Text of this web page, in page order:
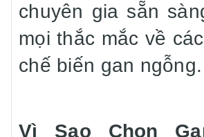
chuyên gia sẵn
mọi thắc mắc về
chế biến gan ngỗng.
Vì Sao Chọn